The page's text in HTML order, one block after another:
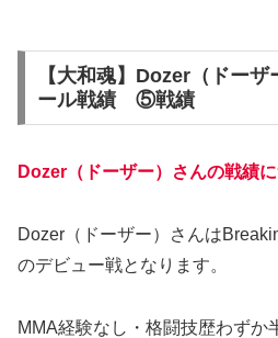
【大和魂】Dozer（ドー
ール戦績 ⑤戦績
Dozer（ドーザー）さんの戦績
Dozer（ドーザー）さんは
のデビュー戦となります。
MMA経験なし・格闘技歴わずか